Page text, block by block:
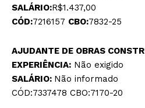
SALÁRIO:R$1.437,00
CÓD:7216157 CBO:7832-25
AJUDANTE DE OBRAS
EXPERIÊNCIA: Não exigido
SALÁRIO: Não informado
CÓD:7337478 CBO:7170-20